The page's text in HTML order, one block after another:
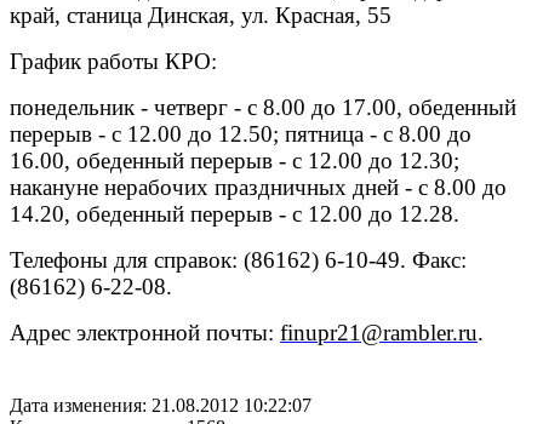
край, станица Динская, ул. Красная, 55
График работы КРО:
понедельник - четверг - с 8.00 до 17.00, обеденный
перерыв - с 12.00 до 12.50; пятница - с 8.00 до
16.00, обеденный перерыв - с 12.00 до 12.30;
накануне нерабочих праздничных дней - с 8.00 до
14.20, обеденный перерыв - с 12.00 до 12.28.
Телефоны для справок: (86162) 6-10-49. Факс:
(86162) 6-22-08.
Адрес электронной почты: finupr21@rambler.ru.
Дата изменения: 21.08.2012 10:22:07